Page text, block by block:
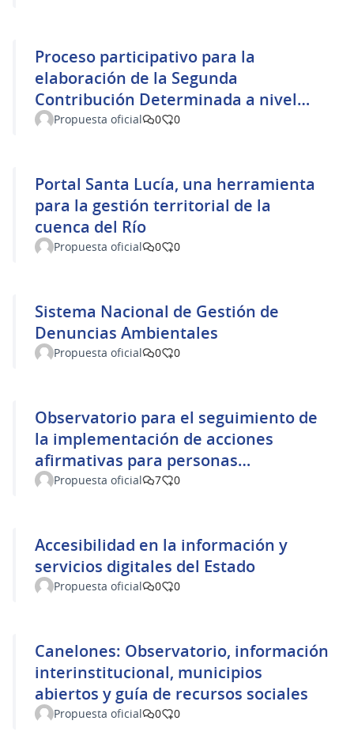
Proceso participativo para la
elaboración de la Segunda
Contribución Determinada a nivel
Nacional de Uruguay y su
Propuesta oficial 0 0
Portal Santa Lucía, una herramienta
para la gestión territorial de la
cuenca del Río
Propuesta oficial 0 0
Sistema Nacional de Gestión de
Denuncias Ambientales
Propuesta oficial 0 0
Observatorio para el seguimiento de
la implementación de acciones
afirmativas para personas
afrodescendientes
Propuesta oficial 7 0
Accesibilidad en la información y
servicios digitales del Estado
Propuesta oficial 0 0
Canelones: Observatorio, información
interinstitucional, municipios
abiertos y guía de recursos sociales
Propuesta oficial 0 0